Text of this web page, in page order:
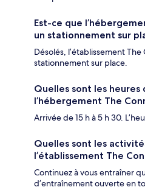
Est-ce que
un stationnement sur
Désolés, l’établissement The
stationnement sur place.
Quelles sont les
l’hébergement The
Arrivée de 15 h à 5 h 30.
Quelles sont les
l’établissement The
Continuez à vous entraîner
d’entraînement ouverte en